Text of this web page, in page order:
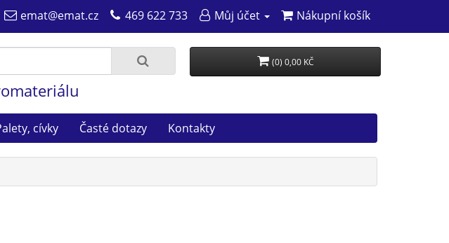
emat@emat.cz 469 622 733 Můj účet Nákupní košík
(0) 0,00 KČ
cívky Časté dotazy Kontakty